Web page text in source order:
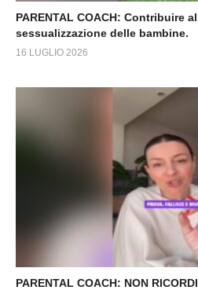
PARENTAL COACH: Contribuire
sessualizzazione delle bambine.
16 LUGLIO 2026
PARENTAL COACH: NON